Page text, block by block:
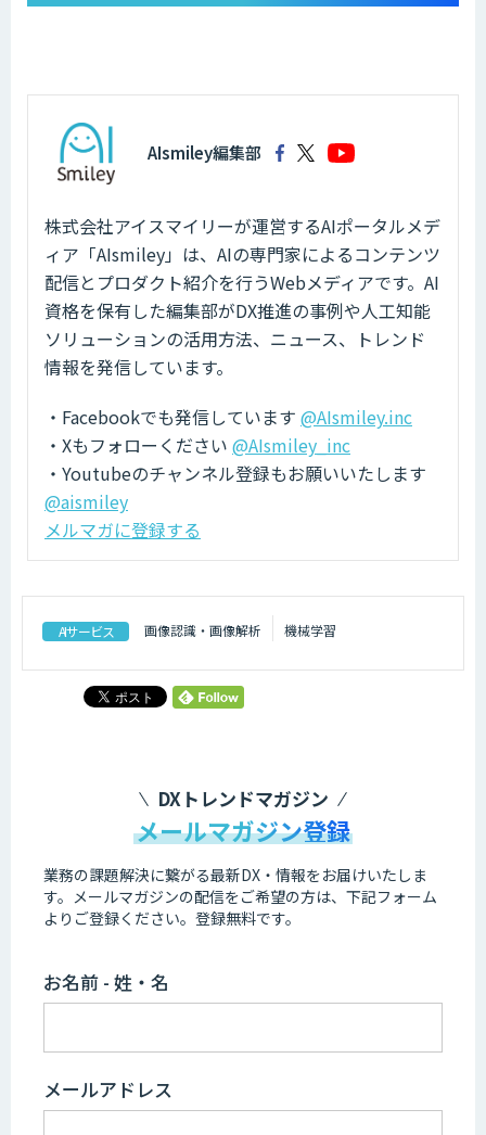
AIsmiley編集部
株式会社アイスマイリーが運営するAIポータルメデ
ィア「AIsmiley」は、AIの専門家によるコンテンツ
配信とプロダクト紹介を行うWebメディアです。AI
資格を保有した編集部がDX推進の事例や人工知能
ソリューションの活用方法、ニュース、トレンド
情報を発信しています。
・Facebookでも発信しています @AIsmiley.inc
・Xもフォローください @AIsmiley_inc
・Youtubeのチャンネル登録もお願いいたします
@aismiley
メルマガに登録する
AIサービス 画像認識・画像解析 機械学習
DXトレンドマガジン
メールマガジン登録
業務の課題解決に繋がる最新DX・情報をお届けいたしま
す。 メールマガジンの配信をご希望の方は、下記フォーム
よりご登録ください。登録無料です。
お名前 - 姓・名
メールアドレス